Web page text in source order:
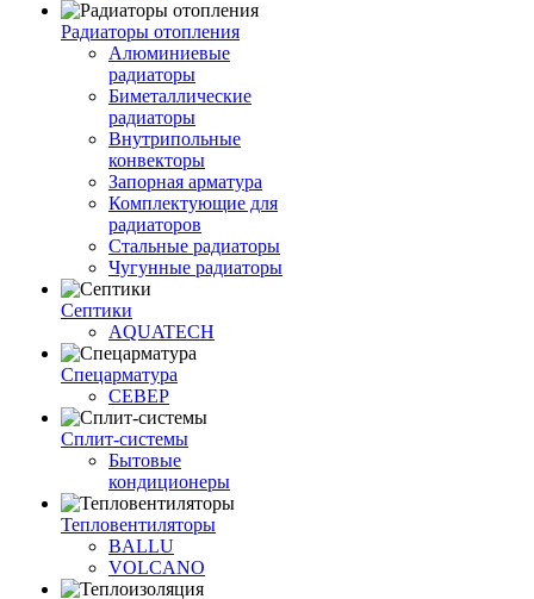
Радиаторы отопления
Алюминиевые
радиаторы
Биметаллические
радиаторы
Внутрипольные
конвекторы
Запорная арматура
Комплектующие для
радиаторов
Стальные радиаторы
Чугунные радиаторы
Септики
AQUATECH
Спецарматура
СЕВЕР
Сплит-системы
Бытовые
кондиционеры
Тепловентиляторы
BALLU
VOLCANO